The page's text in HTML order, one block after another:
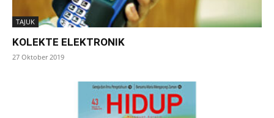
TAJUK
KOLEKTE ELEKTRONIK
27 Oktober 2019